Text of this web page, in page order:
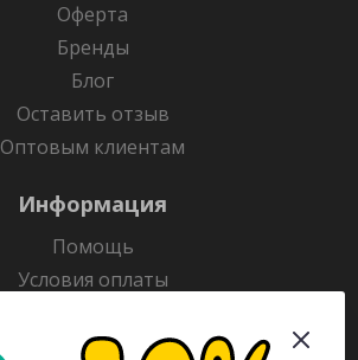
Оферта
Бренды
Блог
Оставить отзыв
Оптовым клиентам
Информация
Помощь
Условия оплаты
Гарантия на товар